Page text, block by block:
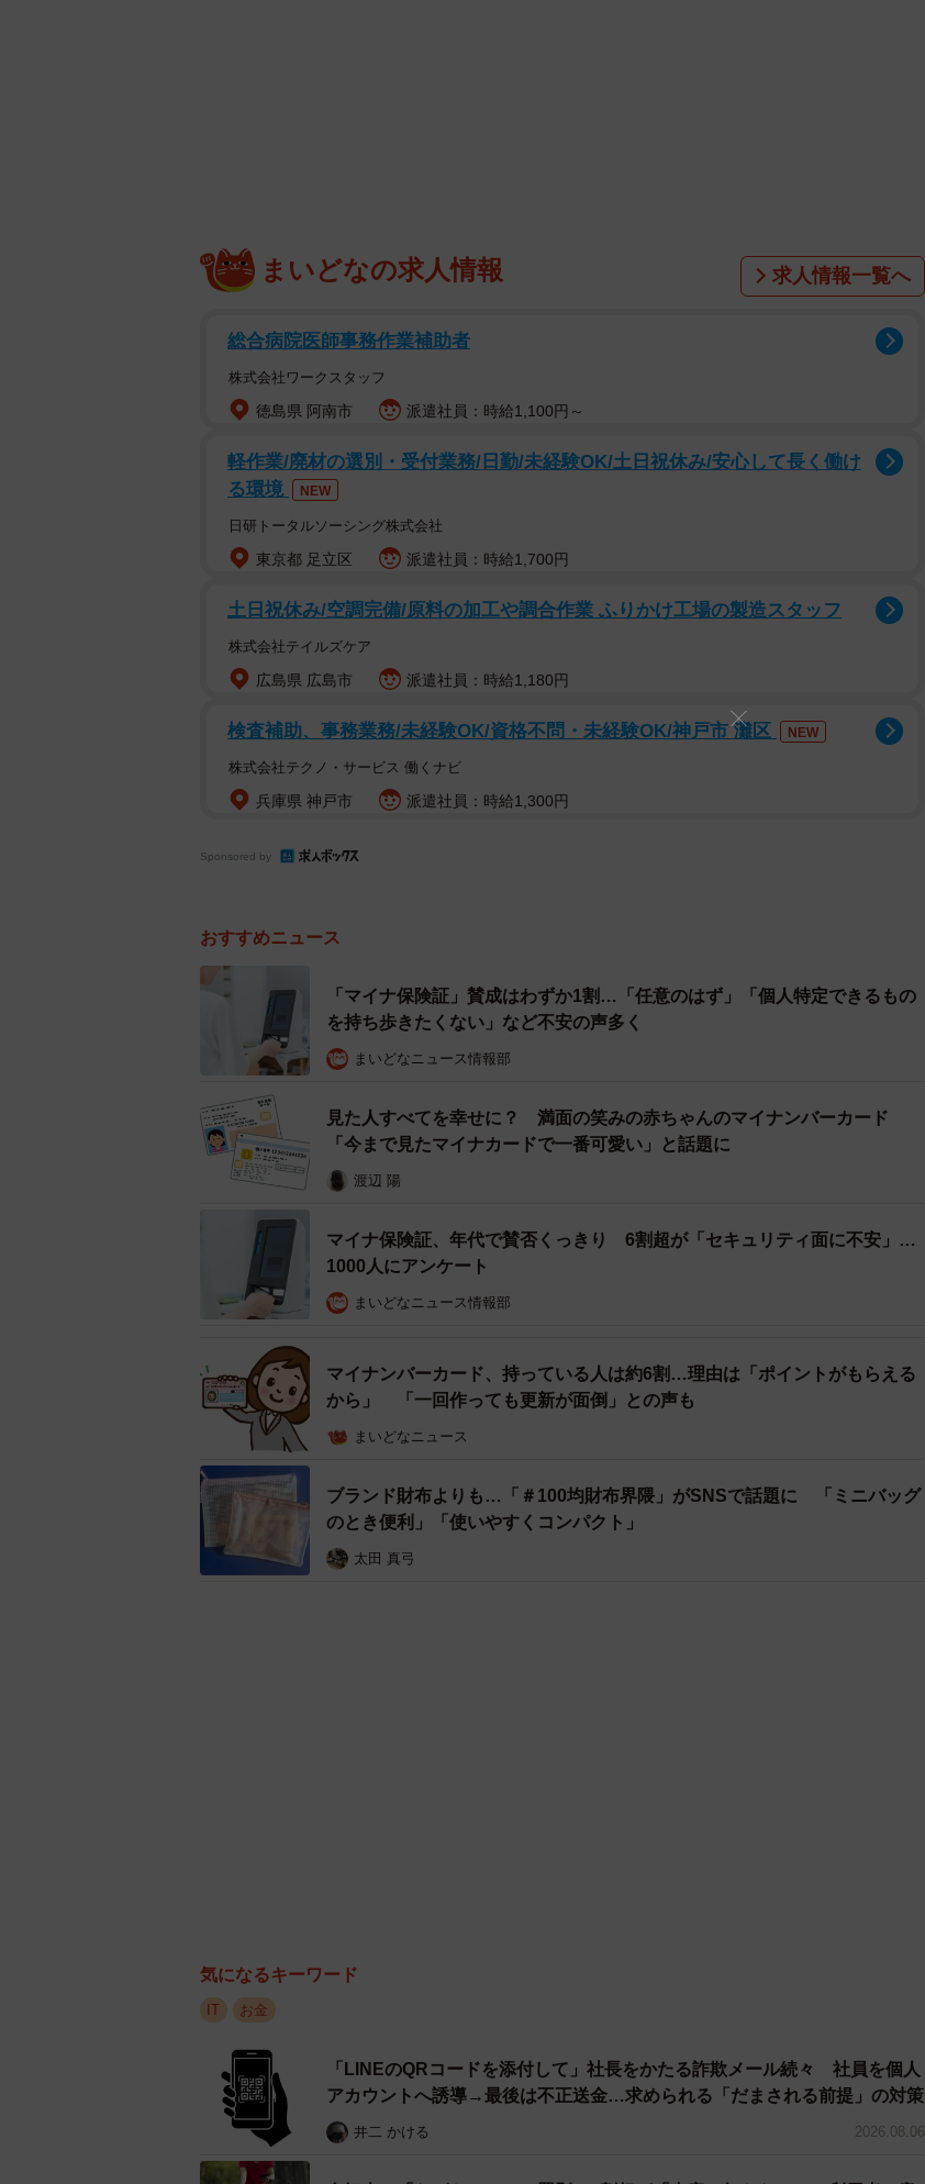
まいどなの求人情報 求人情報一覧へ
総合病院医師事務作業補助者
株式会社ワークスタッフ
徳島県 阿南市 派遣社員：時給1,100円～
軽作業/廃材の選別・受付業務/日勤/未経験OK/土日祝休み/安心して長く働け
る環境
NEW
日研トータルソーシング株式会社
東京都 足立区 派遣社員：時給1,700円
土日祝休み/空調完備/原料の加工や調合作業 ふりかけ工場の製造スタッフ
株式会社テイルズケア
広島県 広島市 派遣社員：時給1,180円
検査補助、事務業務/未経験OK/資格不問・未経験OK/神戸市 灘区 NEW
株式会社テクノ・サービス 働くナビ
兵庫県 神戸市 派遣社員：時給1,300円
Sponsored by
おすすめニュース
「マイナ保険証」賛成はわずか1割…「任意のはず」「個人特定できるもの
を持ち歩きたくない」など不安の声多く
まいどなニュース情報部
見た人すべてを幸せに？ 満面の笑みの赤ちゃんのマイナンバーカード
「今まで見たマイナカードで一番可愛い」と話題に
渡辺 陽
マイナ保険証、年代で賛否くっきり 6割超が「セキュリティ面に不安」…
1000人にアンケート
まいどなニュース情報部
マイナンバーカード、持っている人は約6割…理由は「ポイントがもらえる
から」 「一回作っても更新が面倒」との声も
まいどなニュース
ブランド財布よりも…「＃100均財布界隈」がSNSで話題に 「ミニバッグ
のとき便利」「使いやすくコンパクト」
太田 真弓
気になるキーワード
IT お金
「LINEのQRコードを添付して」社長をかたる詐欺メール続々 社員を個人
アカウントへ誘導→最後は不正送金…求められる「だまされる前提」の対策
井二 かける 2026.08.06